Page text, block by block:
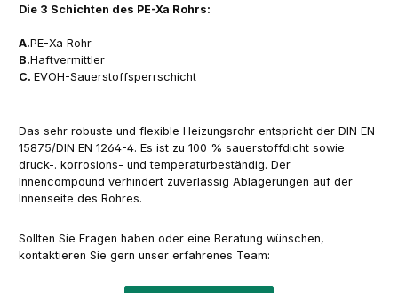
Die 3 Schichten des PE-Xa Rohrs:
A.PE-Xa Rohr
B.Haftvermittler
C. EVOH-Sauerstoffsperrschicht
Das sehr robuste und flexible Heizungsrohr entspricht der DIN EN
15875/DIN EN 1264-4. Es ist zu 100 % sauerstoffdicht sowie
druck-. korrosions- und temperaturbeständig. Der
Innencompound verhindert zuverlässig Ablagerungen auf der
Innenseite des Rohres.
Sollten Sie Fragen haben oder eine Beratung wünschen,
kontaktieren Sie gern unser erfahrenes Team: